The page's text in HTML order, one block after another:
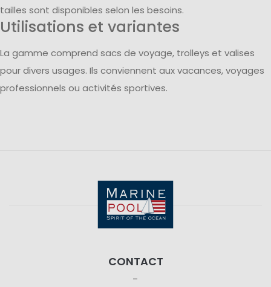
tailles sont disponibles selon les besoins.
Utilisations et variantes
La gamme comprend sacs de voyage, trolleys et valises
pour divers usages. Ils conviennent aux vacances, voyages
professionnels ou activités sportives.
CONTACT